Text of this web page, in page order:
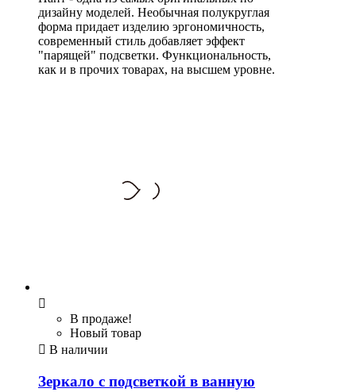
дизайну моделей. Необычная полукруглая
форма придает изделию эргономичность,
современный стиль добавляет эффект
"парящей" подсветки. Функциональность,
как и в прочих товарах, на высшем уровне.

В продаже!
Новый товар
 В наличии
Зеркало с подсветкой в ванную